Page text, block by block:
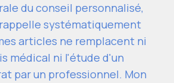
du conseil personnalisé,
systématiquement
articles ne remplacent ni
médical ni l'étude d'un
par un professionnel. Mon